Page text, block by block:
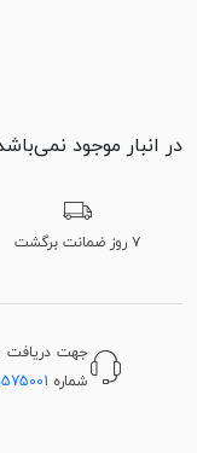
در انبار موجود
۷ روز ضمانت برگشت
جهت دریافت
شماره